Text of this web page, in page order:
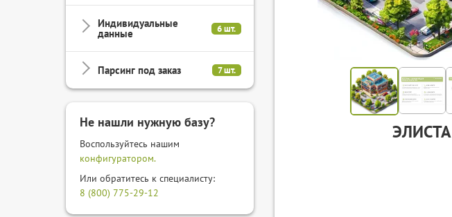
Индивидуальные
данные 6 шт.
Парсинг под заказ 7 шт.
Не нашли нужную базу?
Воспользуйтесь нашим
конфигуратором.
Или обратитесь к специалисту:
8 (800) 775-29-12
ЭЛИСТА